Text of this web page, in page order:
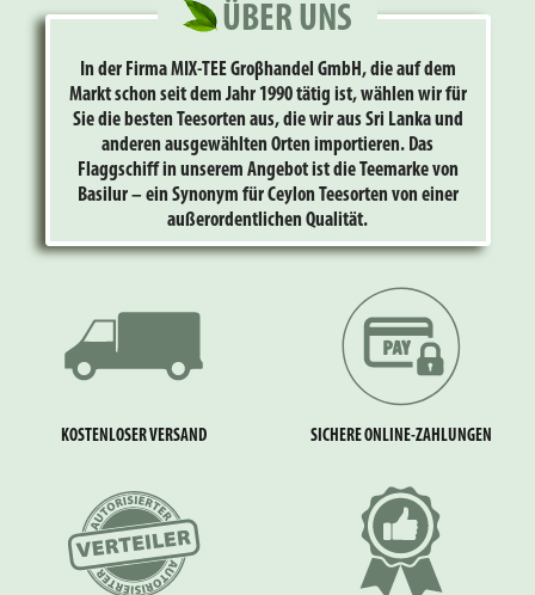
ÜBER UNS
In der Firma MIX-TEE Groβhandel GmbH, die auf dem
Markt schon seit dem Jahr 1990 tätig ist, wählen wir für
Sie die besten Teesorten aus, die wir aus Sri Lanka und
anderen ausgewählten Orten importieren. Das
Flaggschiff in unserem Angebot ist die Teemarke von
Basilur – ein Synonym für Ceylon Teesorten von einer
außerordentlichen Qualität.
KOSTENLOSER VERSAND SICHERE ONLINE-ZAHLUNGEN